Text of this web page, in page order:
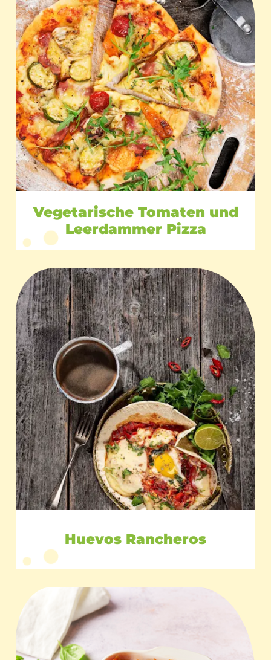
Vegetarische Tomaten und
Leerdammer Pizza
Huevos Rancheros